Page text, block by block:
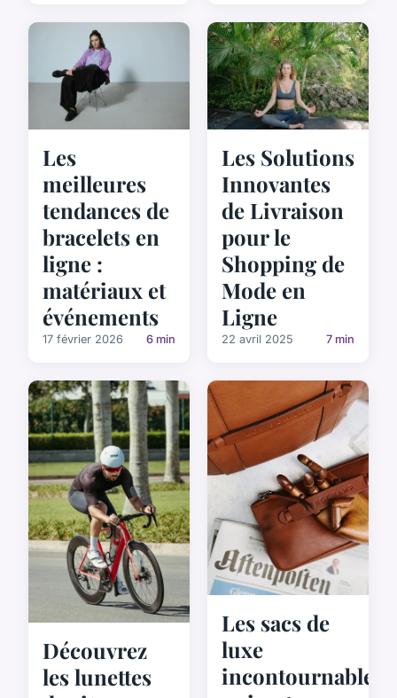
Les
meilleures
tendances de
bracelets en
ligne :
matériaux et
événements
17 février 2026 6 min
Les Solutions
Innovantes
de Livraison
pour le
Shopping de
Mode en
Ligne
22 avril 2025 7 min
Découvrez
les lunettes
Les sacs de
luxe
incontournables